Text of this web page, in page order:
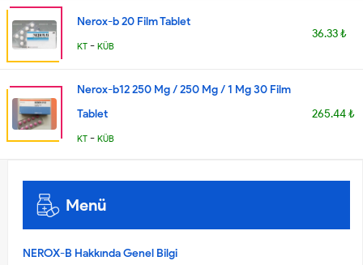
Nerox-b 20 Film Tablet
KT - KÜB
36.33 ₺
Nerox-b12 250 Mg / 250 Mg / 1 Mg 30 Film
Tablet
KT - KÜB
265.44 ₺
Menü
NEROX-B Hakkında Genel Bilgi